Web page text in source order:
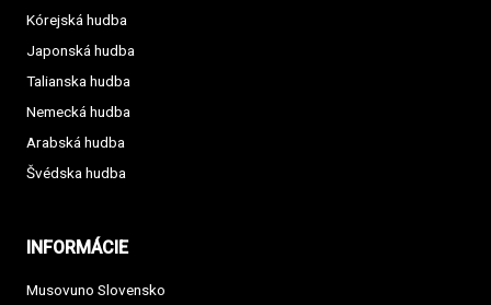
Kórejská hudba
Japonská hudba
Talianska hudba
Nemecká hudba
Arabská hudba
Švédska hudba
INFORMÁCIE
Musovuno Slovensko